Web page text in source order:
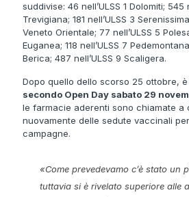
suddivise: 46 nell’ULSS 1 Dolomiti; 545
Trevigiana; 181 nell’ULSS 3
Veneto Orientale; 77 nell’ULSS 5
Euganea; 118 nell’ULSS 7
Berica; 487 nell’ULSS 9 Scaligera.
Dopo quello dello scorso 25 ottobre,
secondo Open Day sabato 29
le farmacie aderenti sono chiamate a
nuovamente delle sedute vaccinali
campagne.
«Come prevedevamo c’è stato un
tuttavia si è rivelato superiore alle